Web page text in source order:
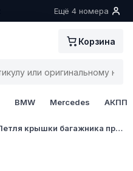
Ещё 4 номера
Корзина
BMW Mercedes АКПП
Петля крышки багажника правая
1 / 3